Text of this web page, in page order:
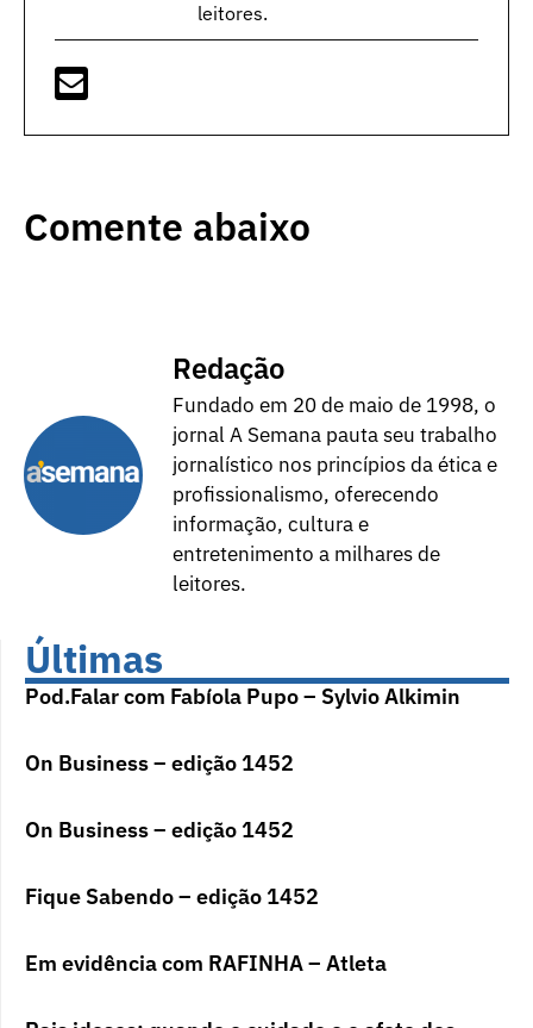
leitores.
Comente abaixo
Redação
Fundado em 20 de maio de 1998, o
jornal A Semana pauta seu trabalho
jornalístico nos princípios da ética e
profissionalismo, oferecendo
informação, cultura e
entretenimento a milhares de
leitores.
Últimas
Pod.Falar com Fabíola Pupo – Sylvio Alkimin
On Business – edição 1452
On Business – edição 1452
Fique Sabendo – edição 1452
Em evidência com RAFINHA – Atleta